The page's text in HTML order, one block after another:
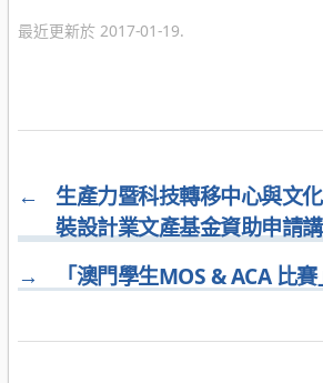
最近更新於 2017-01-19.
←
生產力暨科技轉移中心與文
裝設計業文產基金資助申請
→
「澳門學生MOS & ACA 比